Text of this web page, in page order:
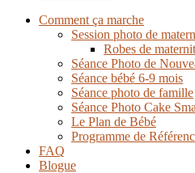
Comment ça marche
Session photo de
Robes de
Séance Photo de
Séance bébé 6-9 mois
Séance photo de famille
Séance Photo Cake
Le Plan de Bébé
Programme de
FAQ
Blogue